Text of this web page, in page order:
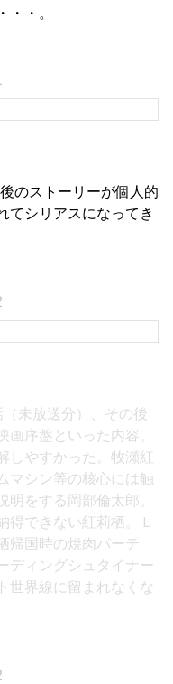
・・。
のストーリーが個人的
てシリアスになってき
未放送分）、その後
画序盤といった内容。
しやすかった。牧瀬紅
マシン等の核心には触
明をする岡部倫太郎。
得できない紅莉栖。Ｌ
帰国時の焼肉パーテ
ディングシュタイナー
世界線に留まれなくな